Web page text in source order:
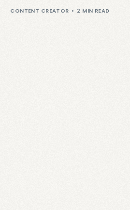
CONTENT CREATOR 2 MIN READ